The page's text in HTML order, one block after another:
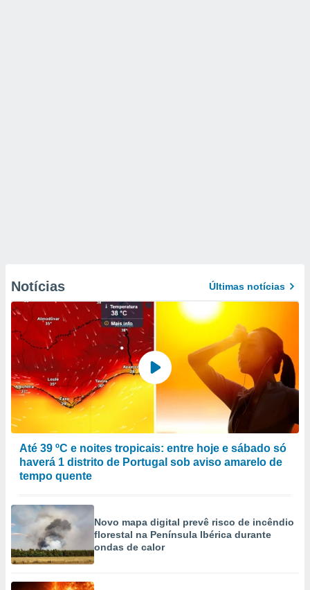
Notícias Últimas notícias
Até 39 ºC e noites tropicais: entre hoje e sábado só
haverá 1 distrito de Portugal sob aviso amarelo de
tempo quente
Novo mapa digital prevê risco de incêndio
florestal na Península Ibérica durante
ondas de calor